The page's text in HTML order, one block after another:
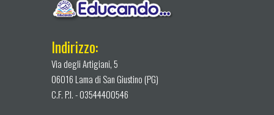
Indirizzo:
Via degli Artigiani, 5
06016 Lama di San Giustino (PG)
C.F. P.I. - 03544400546